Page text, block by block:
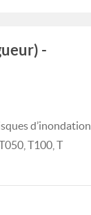
-
d’inondation
T100, T